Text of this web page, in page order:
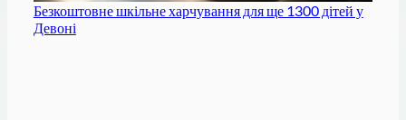
Безкоштовне шкільне харчування для ще 1300 дітей у
Девоні